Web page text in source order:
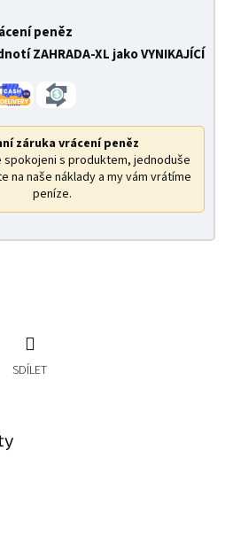
peněz
ZAHRADA-XL jako VYNIKAJÍCÍ
záruka vrácení peněz
spokojeni s produktem, jednoduše
na naše náklady a my vám vrátíme
peníze.
SDÍLET